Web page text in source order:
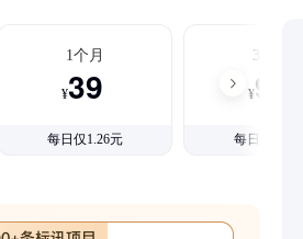
1个月
¥39
每日仅1.26元
3个月
¥99
每日仅1.08元